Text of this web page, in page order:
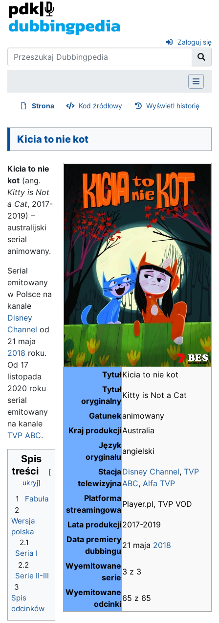
Zaloguj się
Strona Kod źródłowy Wyświetl historię
Kicia to nie kot
TytułKicia to nie kot
Tytuł
oryginalny
Kitty is Not a Cat
Gatunekanimowany
Kraj produkcjiAustralia
Język
oryginału
angielski
Stacja
telewizyjna
Disney Channel, TVP
ABC, Alfa TVP
Platforma
streamingowa
Player.pl, TVP VOD
Lata produkcji2017-2019
Data premiery
dubbingu
21 maja 2018
Wyemitowane
serie
3 z 3
Wyemitowane
odcinki
65 z 65
Kicia to nie
kot (ang.
Kitty is Not
a Cat, 2017-
2019) –
australijski
serial
animowany.
Serial
emitowany
w Polsce na
kanale
Disney
Channel od
21 maja
2018 roku.
Od 17
listopada
2020 roku
serial
emitowany
na kanale
TVP ABC.
Spis
treści
1
Fabuła
2
Wersja
polska
2.1
Seria I
2.2
Serie II-III
3
Spis
odcinków